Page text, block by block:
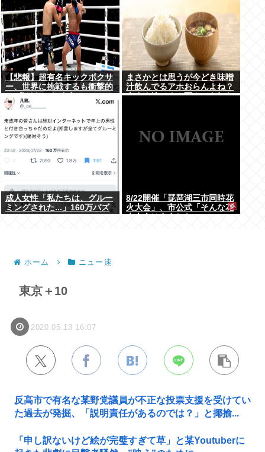
【悲報】超有名キックボクサ
ー、世界に挑戦するも衝撃的
KO負けしてしまう…
まさかとは思うが今どき味噌
汁飲んでるアホおらんよね？
今すぐ捨てろ！死んでも知ら
成人女性「私たちは、グルー
ミングされた...」160万バズ
8/22開催「琵琶湖三市同時花
火大会」、市公式「そんな花
ホーム ニュー速
東京＋10
2020.05.13 16:07
反高市で有名な某野党議員が不正な投票支援を受けてい
た過去が発掘、「説明責任があるのでは？」と揶揄...
「申し訳ないけど絵が完璧すぎて草」と某Youtuberに